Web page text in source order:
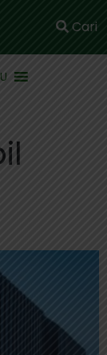
Cari